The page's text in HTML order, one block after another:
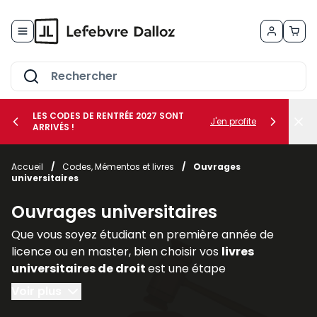
le sous-menu Vos métiers
LES CODES DE RENTRÉE 2027 SONT
ARRIVÉS !
J'en profite
Accueil / Codes, Mémentos et livres /
Ouvrages
universitaires
Ouvrages universitaires
Que vous soyez étudiant en première année de
licence ou en master, bien choisir vos livres
universitaires de droitest une étape
déterminante pour réussir votre parcours. Les
ouvrages juridiques